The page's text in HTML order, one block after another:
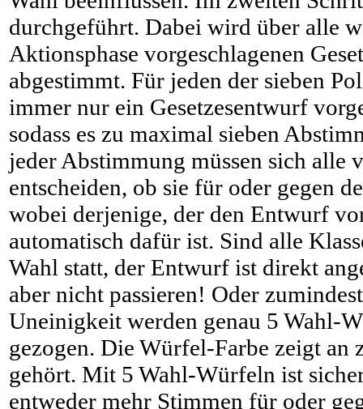
durchgeführt. Dabei wird über alle
Aktionsphase vorgeschlagenen
abgestimmt. Für jeden der sieben
immer nur ein Gesetzesentwurf
sodass es zu maximal sieben
jeder Abstimmung müssen sich alle
entscheiden, ob sie für oder gegen
wobei derjenige, der den Entwurf
automatisch dafür ist. Sind alle
Wahl statt, der Entwurf ist direkt
aber nicht passieren! Oder
Uneinigkeit werden genau 5 Wahl-
gezogen. Die Würfel-Farbe zeigt an
gehört. Mit 5 Wahl-Würfeln ist
entweder mehr Stimmen für oder